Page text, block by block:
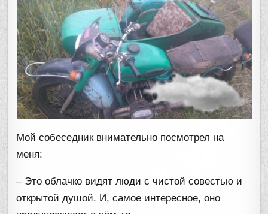
Мой собеседник внимательно посмотрел на
меня:
– Это облачко видят люди с чистой совестью и
открытой душой. И, самое интересное, оно